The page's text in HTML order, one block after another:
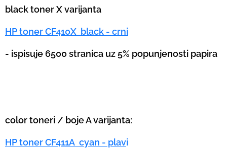
black toner X varijanta
HP toner CF410X black - crni
- ispisuje 6500 stranica uz 5% popunjenosti papira
color toneri / boje A varijanta:
HP toner CF411A cyan - plavi